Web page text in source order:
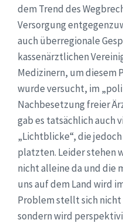
dem Trend des
Versorgung
auch überregionale
kassenärztlichen
Medizinern, um diesem
wurde versucht, im
Nachbesetzung freier
gab es tatsächlich auch
„Lichtblicke“, die
platzten. Leider stehen
nicht alleine da und die
uns auf dem Land wird
Problem stellt sich
sondern wird